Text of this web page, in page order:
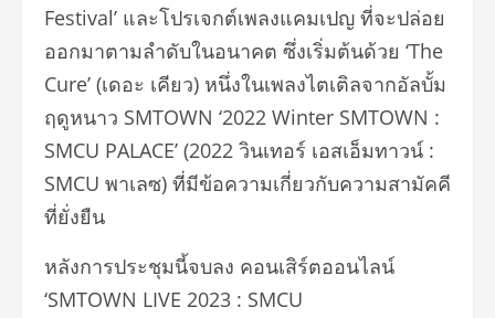
Festival’ และโปรเจกต์เพลงแคมเปญ ที่จะปล่อย
ออกมาตามลำดับในอนาคต ซึ่งเริ่มต้นด้วย ‘The
Cure’ (เดอะ เคียว) หนึ่งในเพลงไตเติลจากอัลบั้ม
ฤดูหนาว SMTOWN ‘2022 Winter SMTOWN :
SMCU PALACE’ (2022 วินเทอร์ เอสเอ็มทาวน์ :
SMCU พาเลซ) ที่มีข้อความเกี่ยวกับความสามัคคี
ที่ยั่งยืน
หลังการประชุมนี้จบลง คอนเสิร์ตออนไลน์
‘SMTOWN LIVE 2023 : SMCU